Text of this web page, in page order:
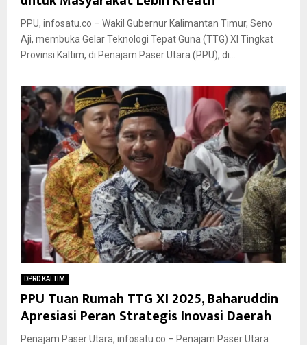
PPU, infosatu.co – Wakil Gubernur Kalimantan Timur, Seno
Aji, membuka Gelar Teknologi Tepat Guna (TTG) XI Tingkat
Provinsi Kaltim, di Penajam Paser Utara (PPU), di...
DPRD KALTIM
PPU Tuan Rumah TTG XI 2025, Baharuddin
Apresiasi Peran Strategis Inovasi Daerah
Penajam Paser Utara, infosatu.co – Penajam Paser Utara